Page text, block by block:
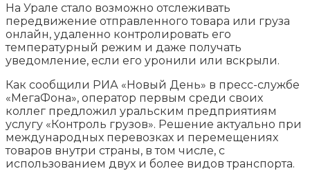
На Урале стало возможно отслеживать
передвижение отправленного товара или груза
онлайн, удаленно контролировать его
температурный режим и даже получать
уведомление, если его уронили или вскрыли.
Как сообщили РИА «Новый День» в пресс-службе
«МегаФона», оператор первым среди своих
коллег предложил уральским предприятиям
услугу «Контроль грузов». Решение актуально при
международных перевозках и перемещениях
товаров внутри страны, в том числе, с
использованием двух и более видов транспорта.